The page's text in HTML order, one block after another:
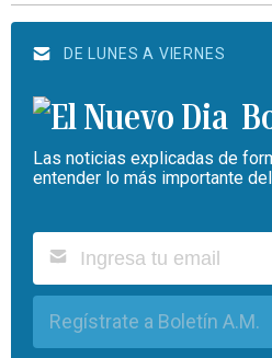
DE LUNES A VIERNES
Las noticias explicadas de
entender lo más importante
Regístrate a Boletín A.M.